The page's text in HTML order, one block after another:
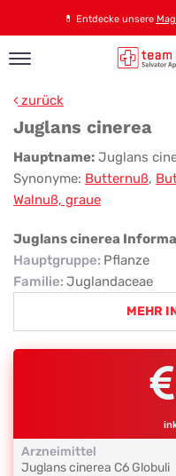
💊 Entdecke unsere
zurück
Juglans cinerea
Juglans
cinerea
Hauptname: Juglans
Synonyme: Butternuß,
Walnuß, graue
Juglans cinerea
Hauptgruppe: Pflanze
Familie: Juglandaceae
MEHR
Arzneimittel
Juglans cinerea C6 Globuli